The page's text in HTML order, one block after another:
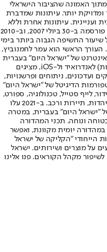
האמונה שהציבור הישראלי
ומדויקת יותר. עיתונות שמדברת
ועניינית. עיתונות אחרת וללא
תשלום. המהדורה המודפסת הראשונה פורסמה ב-30 ביולי 2007, וב-2010
שיעור החשיפה הגבוה ביותר בימי
העורך הראשי הוא עמר לחמנוביץ,
של "ישראל היום" בעברית
ובאנגלית, כמו כן היישומונים (אפליקציות) לאנדרואיד ול-iOS, מציגים
ועדכונים, ניתוחים ופרשנויות,
הדיגיטל של "ישראל היום"
לייף סטייל, טכנולוגיה, ספורט,
כלכלה וצרכנות, בריאות, חיילים, אוכל, יהדות, תיירות ורכב. ב-2021 עלו
"ישראל היום" בעברית, במטרה
ונוחה. תכני המהדורה
יומית מקוונת, ואפשר
הייחודי "הקליקה של ישראל
על מוצרים ושירותים. ישראל
מקהל הקוראים. פנו אלינו